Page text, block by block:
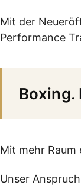
Mit der
Performance
Boxing.
Mit mehr
Unser